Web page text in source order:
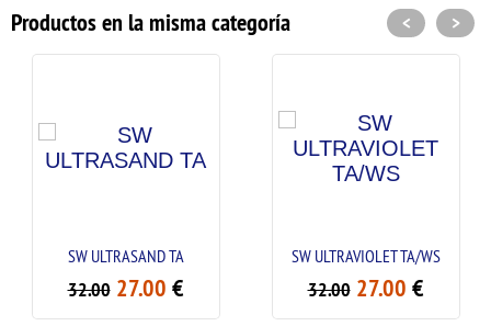
Productos en la misma categoría
SW ULTRASAND TA
32.00 27.00€
SW ULTRAVIOLET TA/WS
32.00 27.00€
< >